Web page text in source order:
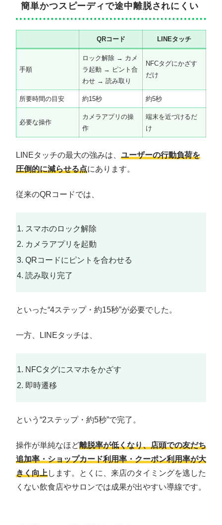
簡単かつスピーディで途中離脱されにくい
QRコード LINEタッチ
手順
ロック解除 → カメ
ラ起動 → ピント合
わせ → 読み取り
NFCタグにかざす
だけ
所要時間の目安 約15秒 約5秒
必要な操作
カメラアプリの操
作
端末を近づけるだ
け
LINEタッチの最大の強みは、 ユーザーの行動負荷を
圧倒的に減らせる点にあります。
従来のQRコードでは、
スマホのロック解除
カメラアプリを起動
QRコードにピントを合わせる
読み取り完了
といった“4ステップ・約15秒”が必要でした。
一方、LINEタッチは、
NFCタグにスマホをかざす
即時遷移
という“2ステップ・約5秒”で完了。
操作が単純なほど離脱率が低くなり、店頭での友だち
追加率・ショップカード利用率・クーポン利用率が大
きく向上します。とくに、来店のタイミングを逃した
くない飲食店やサロンでは成果が出やすい導線です。